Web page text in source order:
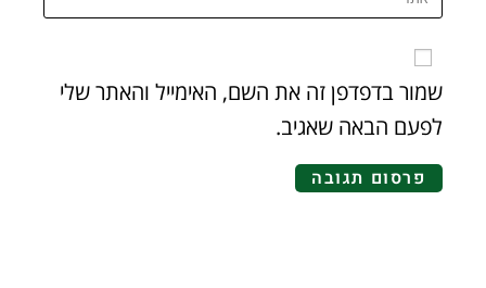
שמור בדפדפן זה את השם, האימייל והאתר שלי
לפעם הבאה שאגיב.